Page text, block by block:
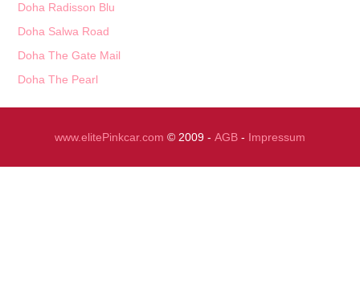
Doha Radisson Blu
Doha Salwa Road
Doha The Gate Mail
Doha The Pearl
www.elitePinkcar.com © 2009 - AGB - Impressum